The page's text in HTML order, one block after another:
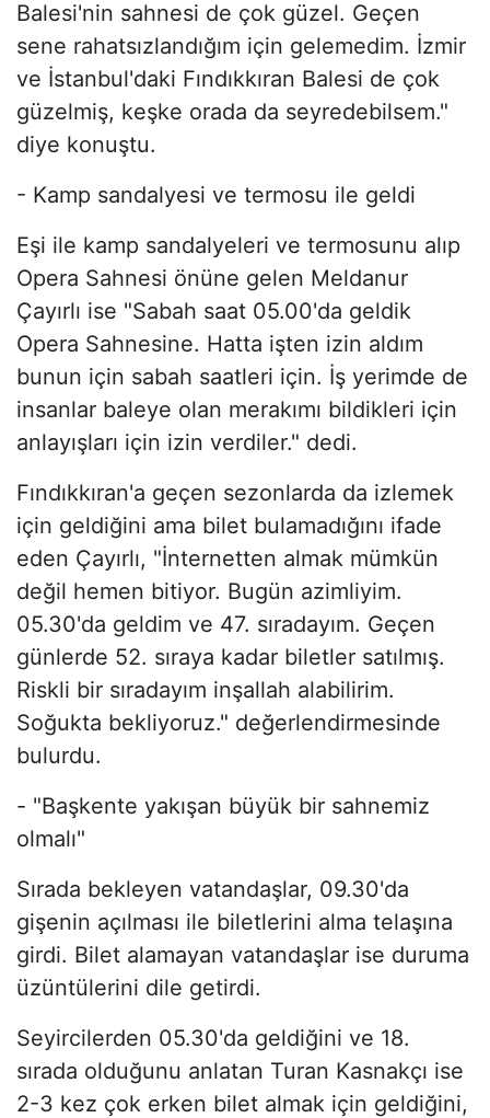
Balesi'nin sahnesi de çok güzel. Geçen
sene rahatsızlandığım için gelemedim. İzmir
ve İstanbul'daki Fındıkkıran Balesi de çok
güzelmiş, keşke orada da seyredebilsem."
diye konuştu.
- Kamp sandalyesi ve termosu ile geldi
Eşi ile kamp sandalyeleri ve termosunu alıp
Opera Sahnesi önüne gelen Meldanur
Çayırlı ise "Sabah saat 05.00'da geldik
Opera Sahnesine. Hatta işten izin aldım
bunun için sabah saatleri için. İş yerimde de
insanlar baleye olan merakımı bildikleri için
anlayışları için izin verdiler." dedi.
Fındıkkıran'a geçen sezonlarda da izlemek
için geldiğini ama bilet bulamadığını ifade
eden Çayırlı, "İnternetten almak mümkün
değil hemen bitiyor. Bugün azimliyim.
05.30'da geldim ve 47. sıradayım. Geçen
günlerde 52. sıraya kadar biletler satılmış.
Riskli bir sıradayım inşallah alabilirim.
Soğukta bekliyoruz." değerlendirmesinde
bulurdu.
- "Başkente yakışan büyük bir sahnemiz
olmalı"
Sırada bekleyen vatandaşlar, 09.30'da
gişenin açılması ile biletlerini alma telaşına
girdi. Bilet alamayan vatandaşlar ise duruma
üzüntülerini dile getirdi.
Seyircilerden 05.30'da geldiğini ve 18.
sırada olduğunu anlatan Turan Kasnakçı ise
2-3 kez çok erken bilet almak için geldiğini,